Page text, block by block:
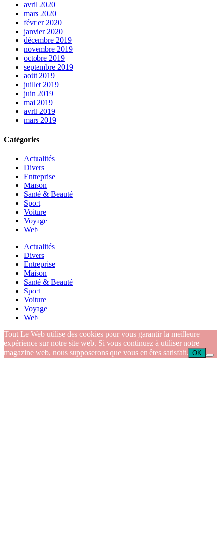
avril 2020
mars 2020
février 2020
janvier 2020
décembre 2019
novembre 2019
octobre 2019
septembre 2019
août 2019
juillet 2019
juin 2019
mai 2019
avril 2019
mars 2019
Catégories
Actualités
Divers
Entreprise
Maison
Santé & Beauté
Sport
Voiture
Voyage
Web
Actualités
Divers
Entreprise
Maison
Santé & Beauté
Sport
Voiture
Voyage
Web
Tout Le Web utilise des cookies pour vous garantir la meilleure
expérience sur notre site web. Si vous continuez à utiliser notre
magazine web, nous supposerons que vous en êtes satisfait. OK